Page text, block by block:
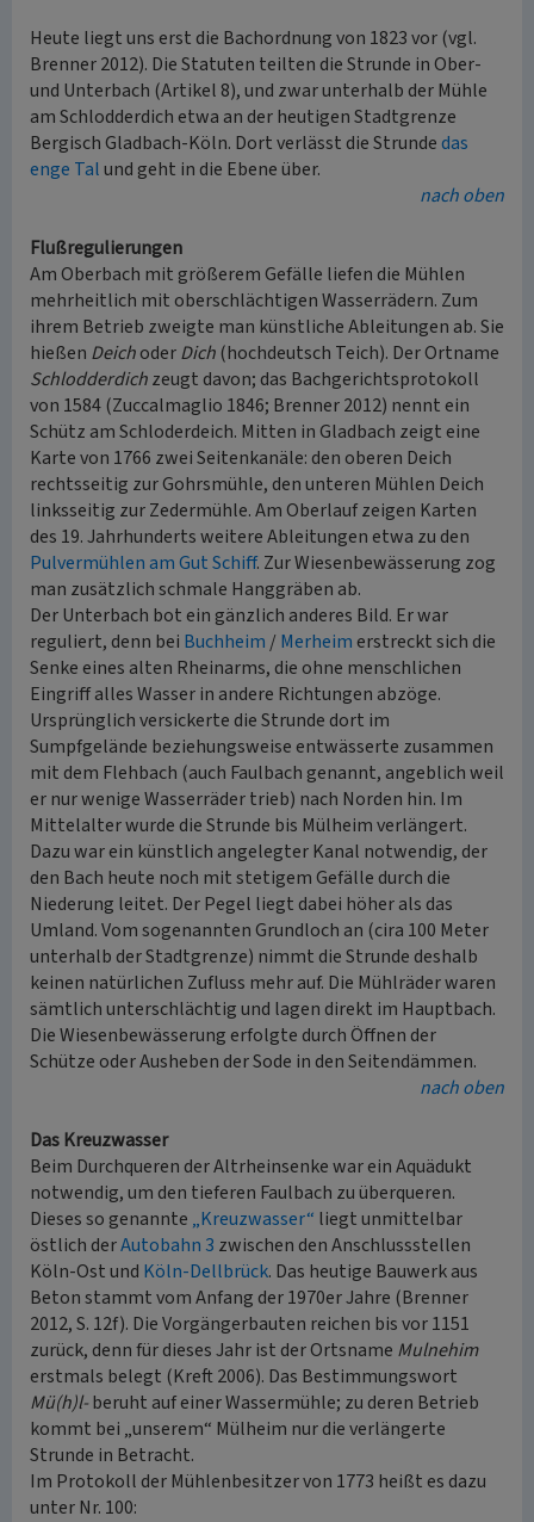
Heute liegt uns erst die Bachordnung von 1823 vor (vgl.
Brenner 2012). Die Statuten teilten die Strunde in Ober-
und Unterbach (Artikel 8), und zwar unterhalb der Mühle
am Schlodderdich etwa an der heutigen Stadtgrenze
Bergisch Gladbach-Köln. Dort verlässt die Strundedas
enge Talund geht in die Ebene über.
nach oben
Flußregulierungen
Am Oberbach mit größerem Gefälle liefen die Mühlen
mehrheitlich mit oberschlächtigen Wasserrädern. Zum
ihrem Betrieb zweigte man künstliche Ableitungen ab. Sie
hießen DeichoderDich(hochdeutsch Teich). Der Ortname
Schlodderdichzeugt davon; das Bachgerichtsprotokoll
von 1584 (Zuccalmaglio 1846; Brenner 2012) nennt ein
Schütz am Schloderdeich. Mitten in Gladbach zeigt eine
Karte von 1766 zwei Seitenkanäle: den oberen Deich
rechtsseitig zur Gohrsmühle, den unteren Mühlen Deich
linksseitig zur Zedermühle. Am Oberlauf zeigen Karten
des 19. Jahrhunderts weitere Ableitungen etwa zu den
Pulvermühlen am Gut Schiff. Zur Wiesenbewässerung zog
man zusätzlich schmale Hanggräben ab.
Der Unterbach bot ein gänzlich anderes Bild. Er war
reguliert, denn bei Buchheim /Merheim erstreckt sich die
Senke eines alten Rheinarms, die ohne menschlichen
Eingriff alles Wasser in andere Richtungen abzöge.
Ursprünglich versickerte die Strunde dort im
Sumpfgelände beziehungsweise entwässerte zusammen
mit dem Flehbach (auch Faulbach genannt, angeblich weil
er nur wenige Wasserräder trieb) nach Norden hin. Im
Mittelalter wurde die Strunde bis Mülheim verlängert.
Dazu war ein künstlich angelegter Kanal notwendig, der
den Bach heute noch mit stetigem Gefälle durch die
Niederung leitet. Der Pegel liegt dabei höher als das
Umland. Vom sogenannten Grundloch an (cira 100 Meter
unterhalb der Stadtgrenze) nimmt die Strunde deshalb
keinen natürlichen Zufluss mehr auf. Die Mühlräder waren
sämtlich unterschlächtig und lagen direkt im Hauptbach.
Die Wiesenbewässerung erfolgte durch Öffnen der
Schütze oder Ausheben der Sode in den Seitendämmen.
nach oben
Das Kreuzwasser
Beim Durchqueren der Altrheinsenke war ein Aquädukt
notwendig, um den tieferen Faulbach zu überqueren.
Dieses so genannte „Kreuzwasser“ liegt unmittelbar
östlich derAutobahn 3 zwischen den Anschlussstellen
Köln-Ost und Köln-Dellbrück. Das heutige Bauwerk aus
Beton stammt vom Anfang der 1970er Jahre (Brenner
2012, S. 12f). Die Vorgängerbauten reichen bis vor 1151
zurück, denn für dieses Jahr ist der Ortsname Mulnehim
erstmals belegt (Kreft 2006). Das Bestimmungswort
Mü(h)l-beruht auf einer Wassermühle; zu deren Betrieb
kommt bei „unserem“ Mülheim nur die verlängerte
Strunde in Betracht.
Im Protokoll der Mühlenbesitzer von 1773 heißt es dazu
unter Nr. 100: